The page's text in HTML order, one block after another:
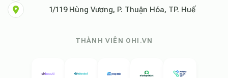
1/119 Hùng Vương, P. Thuận Hóa, TP. Huế
THÀNH VIÊN OHI.VN